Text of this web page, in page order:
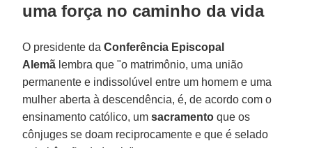
uma força no caminho da vida
O presidente daConferência Episcopal
Alemã lembra que "o matrimônio, uma união
permanente e indissolúvel entre um homem e uma
mulher aberta à descendência, é, de acordo com o
ensinamento católico, umsacramento que os
cônjuges se doam reciprocamente e que é selado